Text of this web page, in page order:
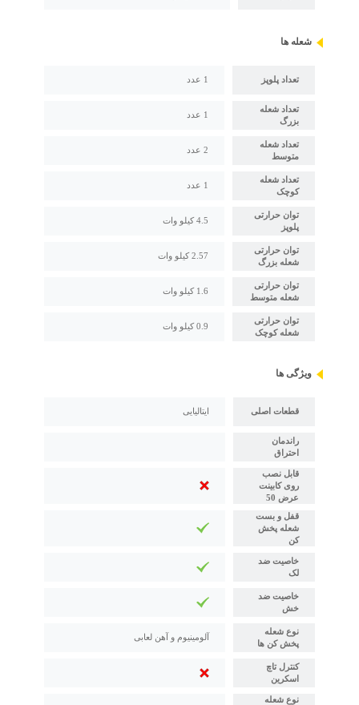
شعله ها
تعداد پلوپز 1 عدد
تعداد شعله
بزرگ
1 عدد
تعداد شعله
متوسط
2 عدد
تعداد شعله
کوچک
1 عدد
توان حرارتی
پلوپز
4.5 کیلو وات
توان حرارتی
شعله بزرگ
2.57 کیلو وات
توان حرارتی
شعله متوسط
1.6 کیلو وات
توان حرارتی
شعله کوچک
0.9 کیلو وات
ویژگی ها
قطعات اصلی ایتالیایی
راندمان
احتراق
قابل نصب
روی کابینت
عرض 50
قفل و بست
شعله پخش
کن
خاصیت ضد
لک
خاصیت ضد
خش
نوع شعله
پخش کن ها
آلومینیوم و آهن لعابی
کنترل تاچ
اسکرین
نوع شعله